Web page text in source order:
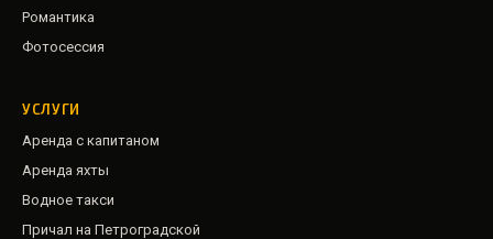
Романтика
Фотосессия
УСЛУГИ
Аренда с капитаном
Аренда яхты
Водное такси
Причал на Петроградской